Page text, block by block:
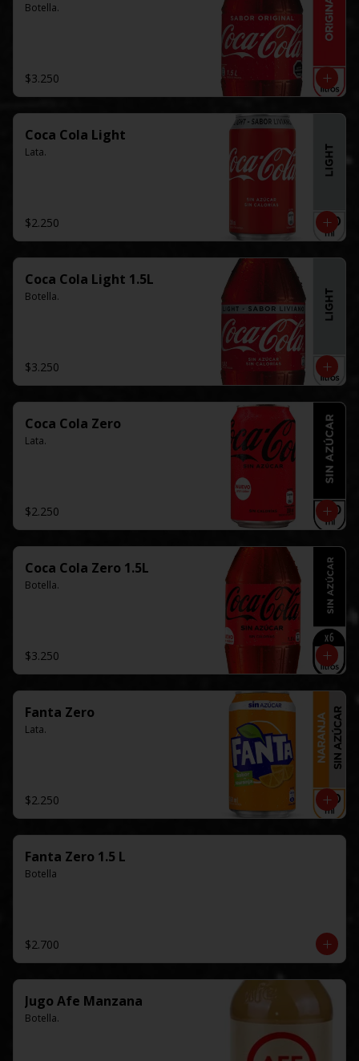
Botella.
$3.250
Coca Cola Light
Lata.
$2.250
Coca Cola Light 1.5L
Botella.
$3.250
Coca Cola Zero
Lata.
$2.250
Coca Cola Zero 1.5L
Botella.
$3.250
Fanta Zero
Lata.
$2.250
Fanta Zero 1.5 L
Botella
$2.700
Jugo Afe Manzana
Botella.